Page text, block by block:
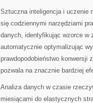
Sztuczna inteligencja i uczenie
się codziennymi narzędziami
danych, identyfikując wzorce w
automatycznie optymalizując
prawdopodobieństwo konwersji
pozwala na znacznie bardziej
Analiza danych w czasie
miesiącami do elastycznych